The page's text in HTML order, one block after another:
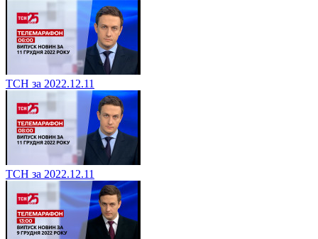
ТСН за 2022.12.11
ТСН за 2022.12.11